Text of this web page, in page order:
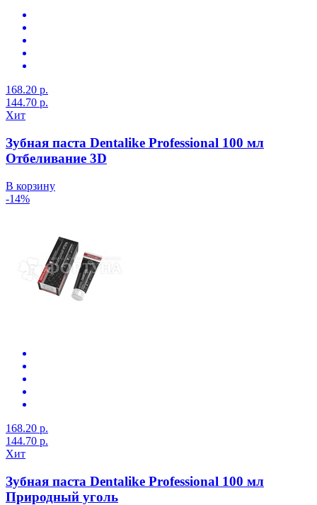
168.20 р.
144.70 р.
Хит
Зубная паста Dentalike Professional 100 мл
Отбеливание 3D
В корзину
-14%
168.20 р.
144.70 р.
Хит
Зубная паста Dentalike Professional 100 мл
Природный уголь